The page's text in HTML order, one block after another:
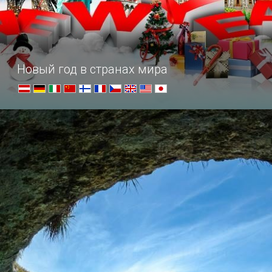
Новый год в странах мира
Празднование Нового года и Рождества по всему